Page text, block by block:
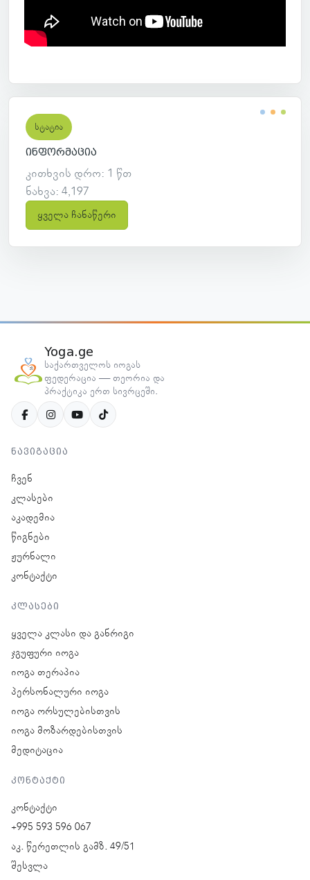
სტატია
ინფორმაცია
კითხვის დრო: 1 წთ
ნახვა: 4,197
ყველა ჩანაწერი
Yoga.ge
საქართველოს იოგას
ფედერაცია — თეორია და
პრაქტიკა ერთ სივრცეში.
ნავიგაცია
ჩვენ
კლასები
აკადემია
წიგნები
ჟურნალი
კონტაქტი
კლასები
ყველა კლასი და განრიგი
ჯგუფური იოგა
იოგა თერაპია
პერსონალური იოგა
იოგა ორსულებისთვის
იოგა მოზარდებისთვის
მედიტაცია
კონტაქტი
კონტაქტი
+995 593 596 067
აკ. წერეთლის გამზ. 49/51
შესვლა